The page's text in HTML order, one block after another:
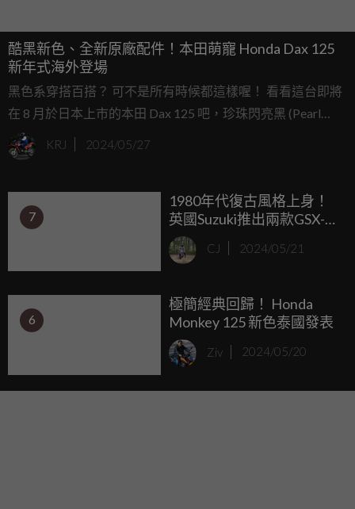
酷黑新色、全新原廠配件！本田萌寵 Honda Dax 125
新年式海外登場
黑色系穿搭百搭？ 可不是所有時候都這樣喔！ 看看這台即將
在 8 月於日本上市的本田 Dax 125 吧，珍珠閃亮黑 (Pearl
Shining Black) 的新色車型，散發著一股獨特的光芒。
KRJ 2024/05/27
7
1980年代復古風格上身！
英國Suzuki推出兩款GSX-
R125全新塗裝
CJ 2024/05/21
6
極簡經典回歸！ Honda
Monkey 125 新色泰國發表
Ziv 2024/05/20